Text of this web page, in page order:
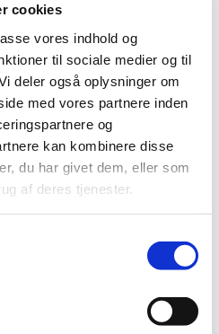
cookies
vores indhold og
til sociale medier og til
deler også oplysninger om
med vores partnere inden
og
kan kombinere disse
du har givet dem, eller som
af deres tjenester.
lægemidler kan, ligesom
påindlaegsseddel.dk.
lægemidler
(Excel-fil) (opdateres
er vigtigt, at vi får
på
meld en bivirkning. Det
til mennesker, dyr